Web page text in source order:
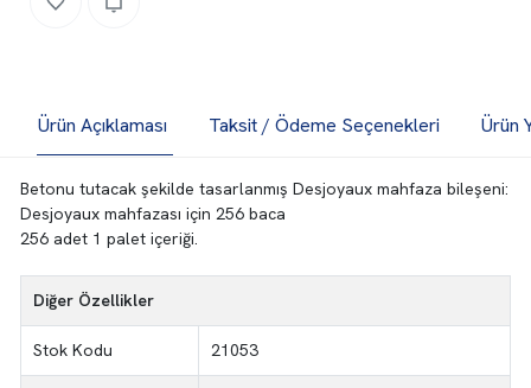
Ürün Açıklaması Taksit / Ödeme Seçenekleri Ürün
Betonu tutacak şekilde tasarlanmış Desjoyaux mahfaza bileşeni:
Desjoyaux mahfazası için 256 baca
256 adet 1 palet içeriği.
Diğer Özellikler
Stok Kodu 21053